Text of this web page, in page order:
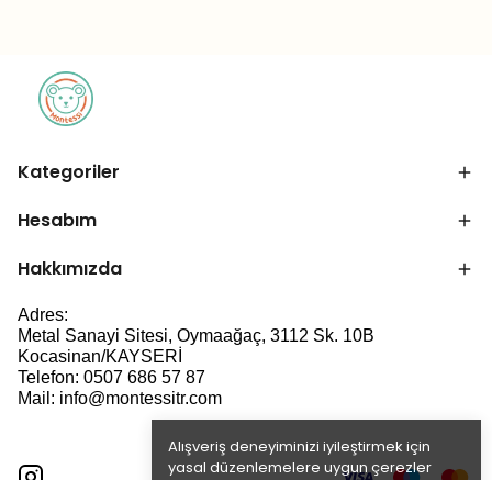
Alışveriş deneyiminizi iyileştirmek için
yasal düzenlemelere uygun çerezler
Kategoriler
Hesabım
Hakkımızda
Adres:
Metal Sanayi Sitesi, Oymaağaç, 3112 Sk. 10B
Kocasinan/KAYSERİ
Telefon: 0507 686 57 87
Mail: info@montessitr.com